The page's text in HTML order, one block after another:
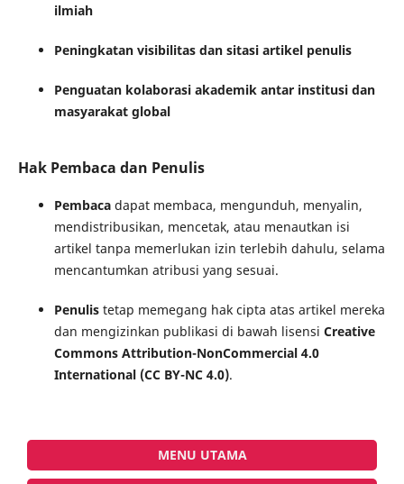
ilmiah
Peningkatan visibilitas dan sitasi artikel penulis
Penguatan kolaborasi akademik antar institusi dan
masyarakat global
Hak Pembaca dan Penulis
Pembacadapat membaca, mengunduh, menyalin,
mendistribusikan, mencetak, atau menautkan isi
artikel tanpa memerlukan izin terlebih dahulu, selama
mencantumkan atribusi yang sesuai.
Penulistetap memegang hak cipta atas artikel mereka
dan mengizinkan publikasi di bawah lisensi Creative
Commons Attribution-NonCommercial 4.0
International (CC BY-NC 4.0).
MENU UTAMA